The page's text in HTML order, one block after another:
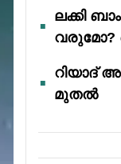
ലക്കി
വരുമോ?
റിയാദ്
മുതൽ